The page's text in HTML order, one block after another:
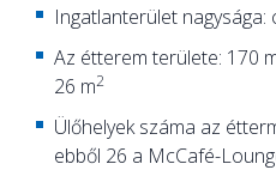
Ingatlanterület nagysága:
Az étterem területe: 170
26 m2
Ülőhelyek száma az
ebből 26 a McCafé-